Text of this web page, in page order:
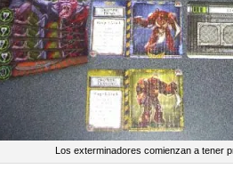
Los exterminadores comienzan a tener